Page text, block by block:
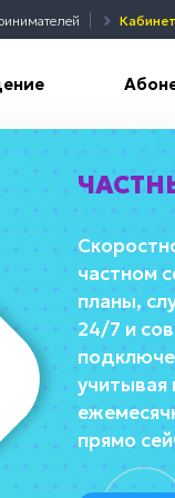
Кабинет
частном
планы,
24/7 и
учитывая
прямо